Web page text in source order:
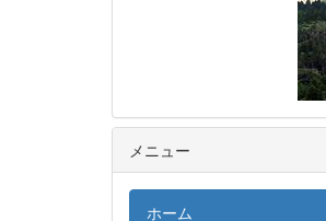
メニュー
ホーム